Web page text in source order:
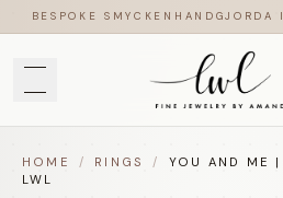
BESPOKE SMYCKEN HANDGJORDA
HOME / RINGS /
YOU AND ME
LWL